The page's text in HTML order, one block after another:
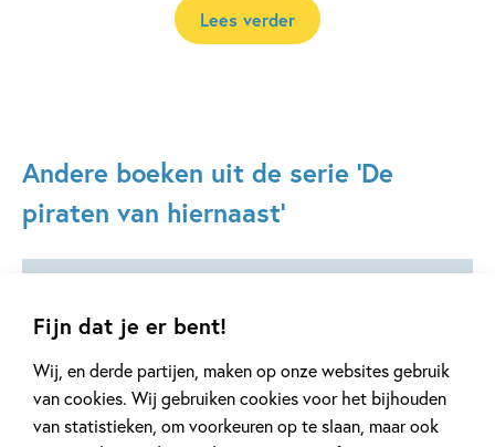
Fijn dat je er bent!
Wij, en derde partijen, maken op onze websites gebruik
van cookies. Wij gebruiken cookies voor het bijhouden
van statistieken, om voorkeuren op te slaan, maar ook
Lees verder
Andere boeken uit de serie 'De
piraten van hiernaast'
Deel 7 Deel 5